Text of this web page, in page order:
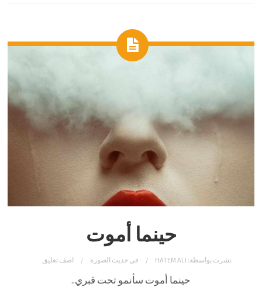
حينما أموت
نشرت بواسطة: HATEM ALI في حديث الصورة اضف تعليق
حينما أموت سأنمو تحت قبري..